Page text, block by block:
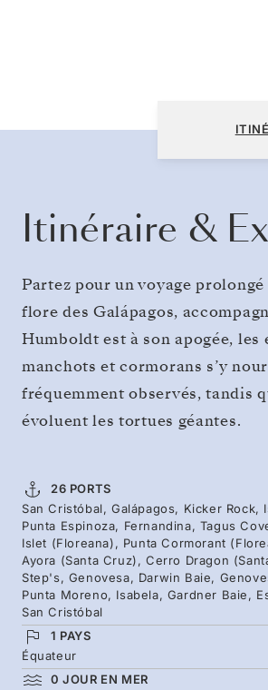
San Cristóbal, Galápagos à
Itinéraire &
Partez pour un voyage
flore des Galápagos,
Humboldt est à son apogée,
manchots et cormorans s’y
fréquemment observés, tandis
évoluent les tortues géantes.
26 PORTS
San Cristóbal, Galápagos, Kicker
Punta Espinoza, Fernandina, Tagus
Islet (Floreana), Punta Cormorant
Ayora (Santa Cruz), Cerro Dragon
Step's, Genovesa, Darwin Baie,
Punta Moreno, Isabela, Gardner Baie,
San Cristóbal
1 PAYS
Équateur
0 JOUR EN MER